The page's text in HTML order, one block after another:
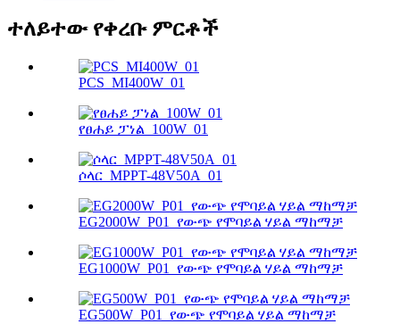
ተለይተው የቀረቡ ምርቶች
PCS_MI400W_01
የፀሐይ ፓነል_100W_01
ሶላር_MPPT-48V50A_01
EG2000W_P01_የውጭ የሞባይል ሃይል ማከማቻ
EG1000W_P01_የውጭ የሞባይል ሃይል ማከማቻ
EG500W_P01_የውጭ የሞባይል ሃይል ማከማቻ